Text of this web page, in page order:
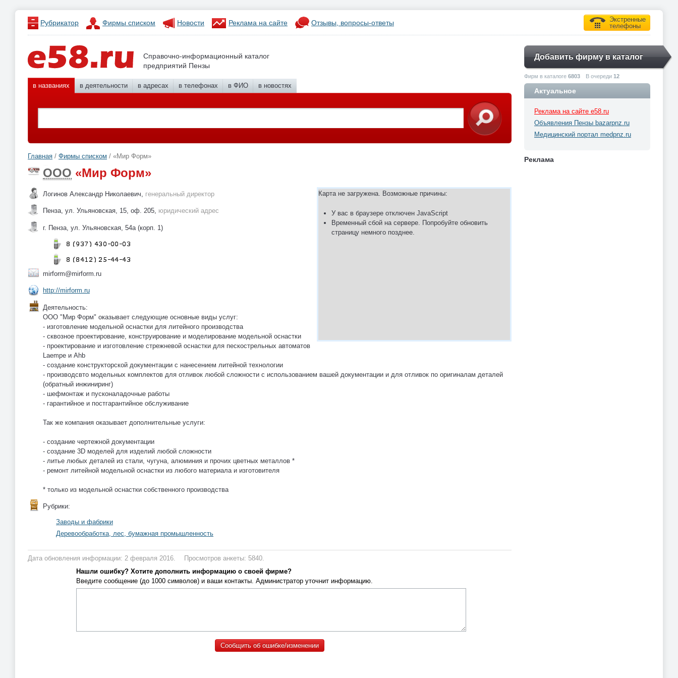
Рубрикатор Фирмы списком Новости Реклама на сайте Отзывы, вопросы-ответы
Экстренные
телефоны
Справочно-информационный каталог
предприятий Пензы
Добавить фирму в каталог
Фирм в каталоге 6803 В очереди 12
в названиях в деятельности в адресах в телефонах в ФИО в новостях
Главная / Фирмы списком / «Мир Форм»
ООО «Мир Форм»
Карта не загружена. Возможные причины:
У вас в браузере отключен JavaScript
Временный сбой на сервере. Попробуйте обновить
страницу немного позднее.
Логинов Александр Николаевич, генеральный директор
Пенза, ул. Ульяновская, 15, оф. 205, юридический адрес
г. Пенза, ул. Ульяновская, 54а (корп. 1)
mirform@mirform.ru
http://mirform.ru
Деятельность:
ООО "Мир Форм" оказывает следующие основные виды услуг:
- изготовление модельной оснастки для литейного производства
- сквозное проектирование, конструирование и моделирование модельной оснастки
- проектирование и изготовление стрежневой оснастки для пескострельных автоматов
Laempe и Ahb
- создание конструкторской документации с нанесением литейной технологии
- производсвто модельных комплектов для отливок любой сложности с использованием вашей документации и для отливок по оригиналам деталей
(обратный инжиниринг)
- шефмонтаж и пусконаладочные работы
- гарантийное и постгарантийное обслуживание
Так же компания оказывает дополнительные услуги:
- создание чертежной документации
- создание 3D моделей для изделий любой сложности
- литье любых деталей из стали, чугуна, алюминия и прочих цветных металлов *
- ремонт литейной модельной оснастки из любого материала и изготовителя
* только из модельной оснастки собственного производства
Рубрики:
Заводы и фабрики
Деревообработка, лес, бумажная промышленность
Дата обновления информации: 2 февраля 2016.
Просмотров анкеты: 5840.
Нашли ошибку? Хотите дополнить информацию о своей фирме?
Введите сообщение (до 1000 символов) и ваши контакты. Администратор уточнит информацию.
Актуальное
Реклама на сайте e58.ru
Объявления Пензы bazarpnz.ru
Медицинский портал medpnz.ru
Реклама